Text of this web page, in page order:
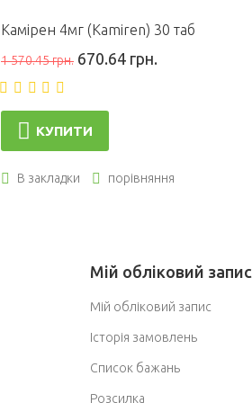
Камірен 4мг (Kamiren) 30 таб
1 570.45 грн. 670.64 грн.
КУПИТИ
В закладки порівняння
Мій обліковий запис
Мій обліковий запис
Історія замовлень
Список бажань
Розсилка